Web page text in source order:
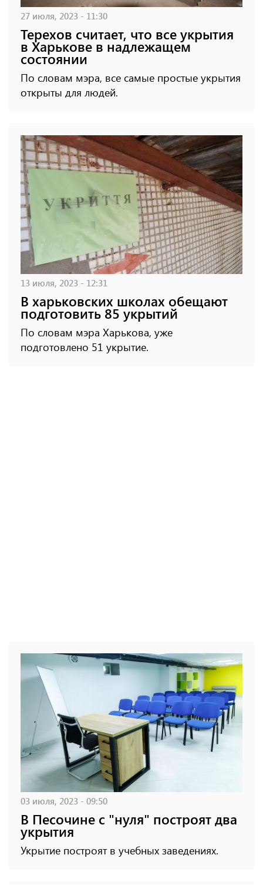
27 июля, 2023 - 11:30
Терехов считает, что все укрытия
в Харькове в надлежащем
состоянии
По словам мэра, все самые простые укрытия
открыты для людей.
13 июля, 2023 - 12:31
В харьковских школах обещают
подготовить 85 укрытий
По словам мэра Харькова, уже
подготовлено 51 укрытие.
03 июля, 2023 - 09:50
В Песочине с "нуля" построят два
укрытия
Укрытие построят в учебных заведениях.